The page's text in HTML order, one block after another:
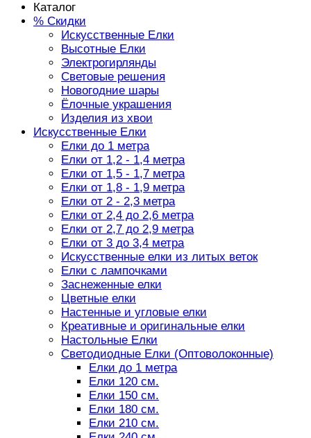
Каталог
% Скидки
Искусственные Елки
Высотные Елки
Электрогирлянды
Световые решения
Новогодние шары
Ёлочные украшения
Изделия из хвои
Искусственные Елки
Елки до 1 метра
Елки от 1,2 - 1,4 метра
Елки от 1,5 - 1,7 метра
Елки от 1,8 - 1,9 метра
Елки от 2 - 2,3 метра
Елки от 2,4 до 2,6 метра
Елки от 2,7 до 2,9 метра
Елки от 3 до 3,4 метра
Искусственные елки из литых веток
Елки с лампочками
Заснеженные елки
Цветные елки
Настенные и угловые елки
Креативные и оригинальные елки
Настольные Елки
Светодиодные Елки (Оптоволоконные)
Елки до 1 метра
Елки 120 см.
Елки 150 см.
Елки 180 см.
Елки 210 см.